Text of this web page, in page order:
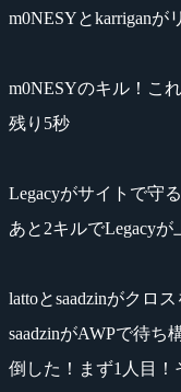
m0NESYとkarriganが
m0NESYのキル！こ
残り5秒
Legacyがサイトで守る
あと2キルでLegacy
lattoとsaadzinがクロ
saadzinがAWPで待ち
倒した！まず1人目！